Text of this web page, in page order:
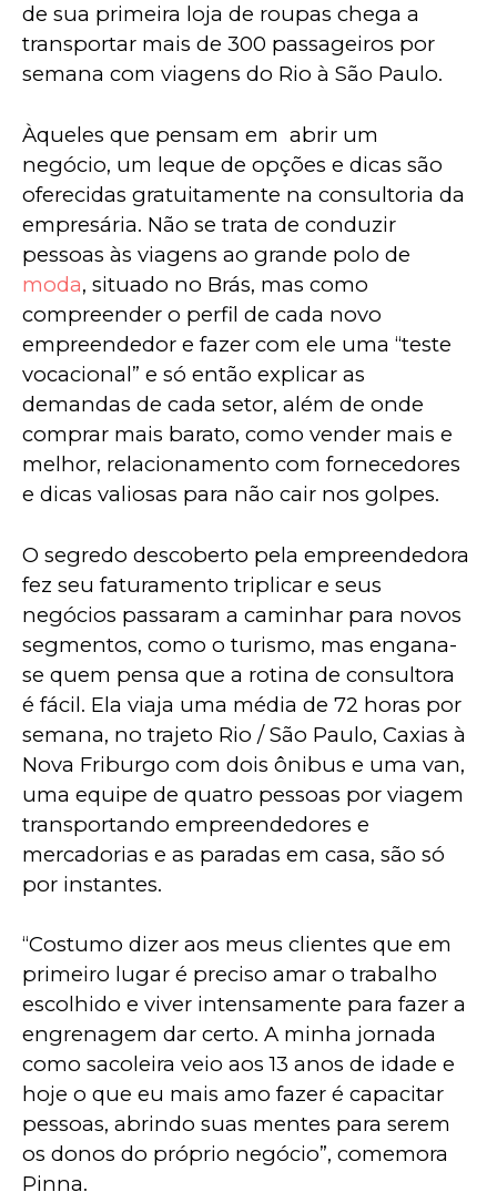
de sua primeira loja de roupas chega a
transportar mais de 300 passageiros por
semana com viagens do Rio à São Paulo.
Àqueles que pensam em  abrir um
negócio, um leque de opções e dicas são
oferecidas gratuitamente na consultoria da
empresária. Não se trata de conduzir
pessoas às viagens ao grande polo de
moda, situado no Brás, mas como
compreender o perfil de cada novo
empreendedor e fazer com ele uma “teste
vocacional” e só então explicar as
demandas de cada setor, além de onde
comprar mais barato, como vender mais e
melhor, relacionamento com fornecedores
e dicas valiosas para não cair nos golpes.
O segredo descoberto pela empreendedora
fez seu faturamento triplicar e seus
negócios passaram a caminhar para novos
segmentos, como o turismo, mas engana-
se quem pensa que a rotina de consultora
é fácil. Ela viaja uma média de 72 horas por
semana, no trajeto Rio / São Paulo, Caxias à
Nova Friburgo com dois ônibus e uma van,
uma equipe de quatro pessoas por viagem
transportando empreendedores e
mercadorias e as paradas em casa, são só
por instantes.
“Costumo dizer aos meus clientes que em
primeiro lugar é preciso amar o trabalho
escolhido e viver intensamente para fazer a
engrenagem dar certo. A minha jornada
como sacoleira veio aos 13 anos de idade e
hoje o que eu mais amo fazer é capacitar
pessoas, abrindo suas mentes para serem
os donos do próprio negócio”, comemora
Pinna.